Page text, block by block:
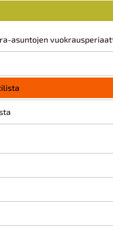
asuntojen